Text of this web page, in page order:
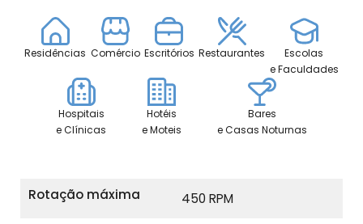
Residências Comércio Escritórios Restaurantes
Escolas
e Faculdades
Hospitais
e Clínicas
Hotéis
e Moteis
Bares
e Casas Noturnas
Rotação máxima 450 RPM